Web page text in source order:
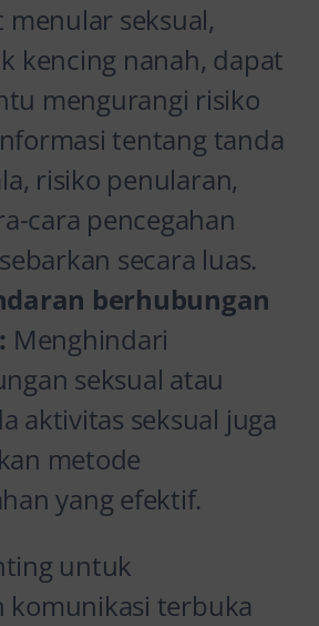
menular seksual,
kencing nanah, dapat
mengurangi risiko
tentang tanda
risiko penularan,
cara pencegahan
secara luas.
berhubungan
Menghindari
seksual atau
aktivitas seksual juga
metode
yang efektif.
untuk
komunikasi terbuka